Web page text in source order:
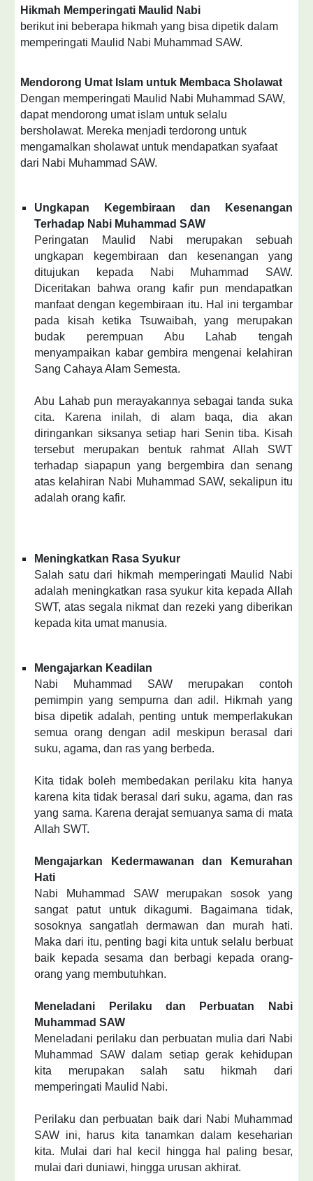
Hikmah Memperingati Maulid Nabi
berikut ini beberapa hikmah yang bisa dipetik dalam
memperingati Maulid Nabi Muhammad SAW.
Mendorong Umat Islam untuk Membaca Sholawat
Dengan memperingati Maulid Nabi Muhammad SAW,
dapat mendorong umat islam untuk selalu
bersholawat. Mereka menjadi terdorong untuk
mengamalkan sholawat untuk mendapatkan syafaat
dari Nabi Muhammad SAW.
Ungkapan Kegembiraan dan Kesenangan
Terhadap Nabi Muhammad SAW
Peringatan Maulid Nabi merupakan sebuah
ungkapan kegembiraan dan kesenangan yang
ditujukan kepada Nabi Muhammad SAW.
Diceritakan bahwa orang kafir pun mendapatkan
manfaat dengan kegembiraan itu. Hal ini tergambar
pada kisah ketika Tsuwaibah, yang merupakan
budak perempuan Abu Lahab tengah
menyampaikan kabar gembira mengenai kelahiran
Sang Cahaya Alam Semesta.
Abu Lahab pun merayakannya sebagai tanda suka
cita. Karena inilah, di alam baqa, dia akan
diringankan siksanya setiap hari Senin tiba. Kisah
tersebut merupakan bentuk rahmat Allah SWT
terhadap siapapun yang bergembira dan senang
atas kelahiran Nabi Muhammad SAW, sekalipun itu
adalah orang kafir.
Meningkatkan Rasa Syukur
Salah satu dari hikmah memperingati Maulid Nabi
adalah meningkatkan rasa syukur kita kepada Allah
SWT, atas segala nikmat dan rezeki yang diberikan
kepada kita umat manusia.
Mengajarkan Keadilan
Nabi Muhammad SAW merupakan contoh
pemimpin yang sempurna dan adil. Hikmah yang
bisa dipetik adalah, penting untuk memperlakukan
semua orang dengan adil meskipun berasal dari
suku, agama, dan ras yang berbeda.
Kita tidak boleh membedakan perilaku kita hanya
karena kita tidak berasal dari suku, agama, dan ras
yang sama. Karena derajat semuanya sama di mata
Allah SWT.
Mengajarkan Kedermawanan dan Kemurahan
Hati
Nabi Muhammad SAW merupakan sosok yang
sangat patut untuk dikagumi. Bagaimana tidak,
sosoknya sangatlah dermawan dan murah hati.
Maka dari itu, penting bagi kita untuk selalu berbuat
baik kepada sesama dan berbagi kepada orang-
orang yang membutuhkan.
Meneladani Perilaku dan Perbuatan Nabi
Muhammad SAW
Meneladani perilaku dan perbuatan mulia dari Nabi
Muhammad SAW dalam setiap gerak kehidupan
kita merupakan salah satu hikmah dari
memperingati Maulid Nabi.
Perilaku dan perbuatan baik dari Nabi Muhammad
SAW ini, harus kita tanamkan dalam keseharian
kita. Mulai dari hal kecil hingga hal paling besar,
mulai dari duniawi, hingga urusan akhirat.